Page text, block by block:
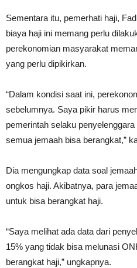
Sementara itu, pemerhati haji,
biaya haji ini memang perlu
perekonomian masyarakat
yang perlu dipikirkan.
“Dalam kondisi saat ini,
sebelumnya. Saya pikir harus
pemerintah selaku
semua jemaah bisa berangkat,”
Dia mengungkap data soal
ongkos haji. Akibatnya, para
untuk bisa berangkat haji.
“Saya melihat ada data dari
15% yang tidak bisa melunasi
berangkat haji,” ungkapnya.